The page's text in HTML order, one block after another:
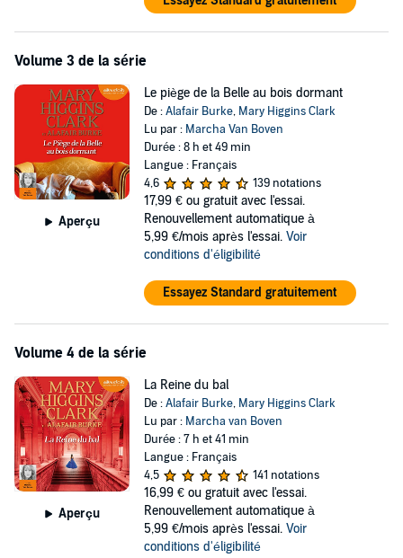
semer le doute dans l’esprit de l’auditeur.
La narration de cette adaptation en livre audio deLaurie Moranest
assurée par la comédienne Marcha Von Boven, connue pour
du Docteur Who dans la série éponyme.
Volume 3 de la série
Aperçu
Le piège de la Belle au bois dormant
De :Alafair Burke, Mary Higgins Clark
Lu par : Marcha Van Boven
Durée : 8 h et 49 min
Langue : Français
4,6
139 notations
17,99 € ou gratuit avec l'essai.
Renouvellement automatique à
5,99 €/mois après l'essai. Voir
conditions d'éligibilité
Essayez Standard gratuitement
Volume 4 de la série
Aperçu
La Reine du bal
De :Alafair Burke, Mary Higgins Clark
Lu par : Marcha van Boven
Durée : 7 h et 41 min
Langue : Français
4,5
141 notations
16,99 € ou gratuit avec l'essai.
Renouvellement automatique à
5,99 €/mois après l'essai. Voir
conditions d'éligibilité